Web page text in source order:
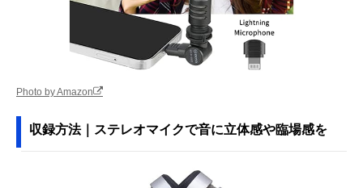
Photo by Amazon
収録方法｜ステレオマイクで音に立体感や臨場感を